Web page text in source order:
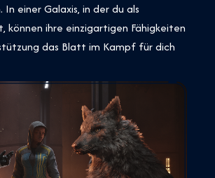
In einer Galaxis, in der du als
können ihre einzigartigen Fähigkeiten
das Blatt im Kampf für dich